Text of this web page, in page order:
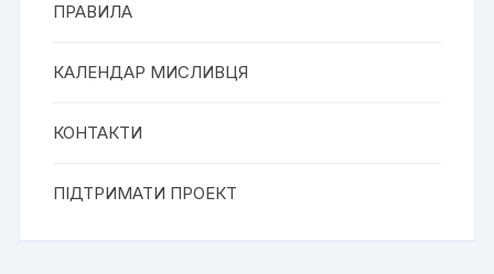
ПРАВИЛА
КАЛЕНДАР МИСЛИВЦЯ
КОНТАКТИ
ПІДТРИМАТИ ПРОЕКТ